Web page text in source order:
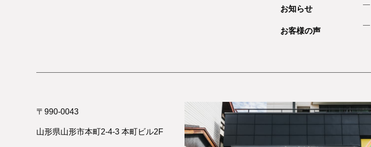
お知らせ
お客様の声
〒990-0043
山形県山形市本町2-4-3 本町ビル2F